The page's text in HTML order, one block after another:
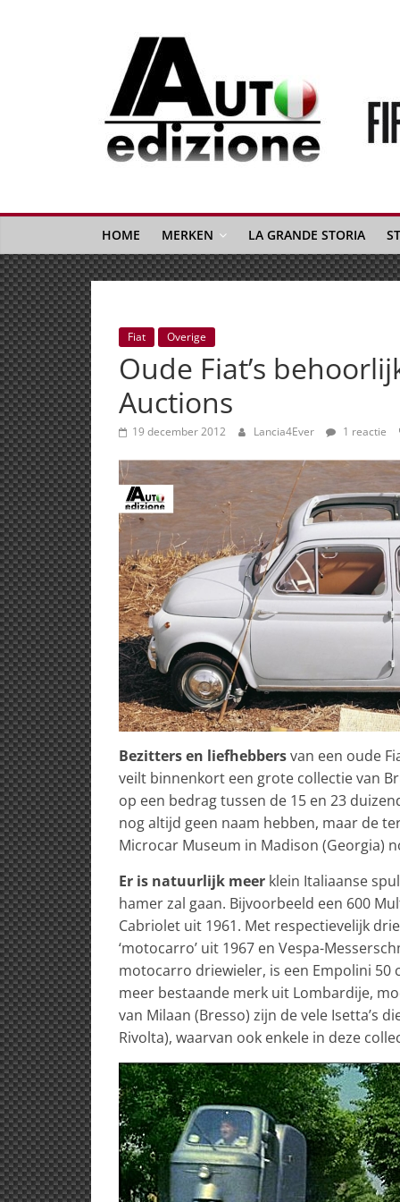
Auto
Edizione
La
Gazetta
dell'Automobile
Italiana
|
Italiaans
autonieuws
&
lifestyle
HOME MERKEN LA GRANDE STORIA
Fiat Overige
Oude Fiat’s
Auctions
19 december 2012 Lancia4Ever 1 reactie
Bezitters en liefhebbersvan een oude
veilt binnenkort een grote collectie van
op een bedrag tussen de 15 en 23
nog altijd geen naam hebben, maar de
Microcar Museum in Madison (Georgia)
Er is natuurlijk meer klein Italiaanse
hamer zal gaan. Bijvoorbeeld een 600
Cabriolet uit 1961. Met respectievelijk
‘motocarro’ uit 1967 en Vespa-
motocarro driewieler, is een Empolini 50
meer bestaande merk uit Lombardije,
van Milaan (Bresso) zijn de vele Isetta’s
Rivolta), waarvan ook enkele in deze